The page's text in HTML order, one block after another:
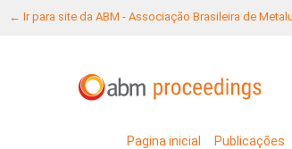
← Ir para site da ABM - Associação Brasileira de
Pagina inicial Publicações